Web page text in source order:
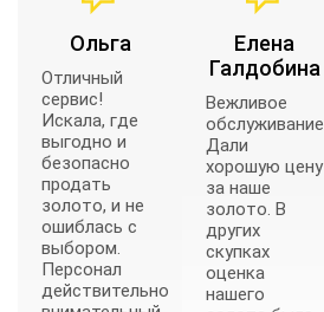
Ольга
Отличный
сервис!
Искала, где
выгодно и
безопасно
продать
золото, и не
ошиблась с
выбором.
Персонал
действительно
Елена
Галдобина
Вежливое
обслуживание.
Дали
хорошую цену
за наше
золото. В
других
скупках
оценка
нашего